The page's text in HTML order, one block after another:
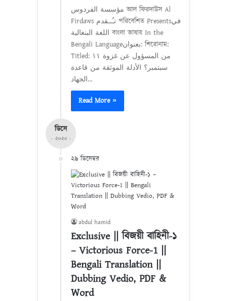
مؤسسة الفردوس আল ফিরদাউস Al
Firdaws تـُــقدم পরিবেশিত Presentsفي
اللغة البنغالية বাংলা ভাষায় In the
Bengali Languageبعنوان: শিরোনাম:
Titled: من المسؤول عن غزوة ١١
سبتمبر؟ الأدلة الموثقة من قاعدة
الجهاد…
Read More »
ডিসে
- ২০২০ -
২৯ ডিসেম্বর
abdul hamid
Exclusive || বিজয়ী বাহিনী-১
– Victorious Force-1 ||
Bengali Translation ||
Dubbing Vedio, PDF &
Word